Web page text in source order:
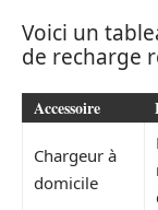
Voici un
de recharge
Accessoire
Chargeur à
domicile